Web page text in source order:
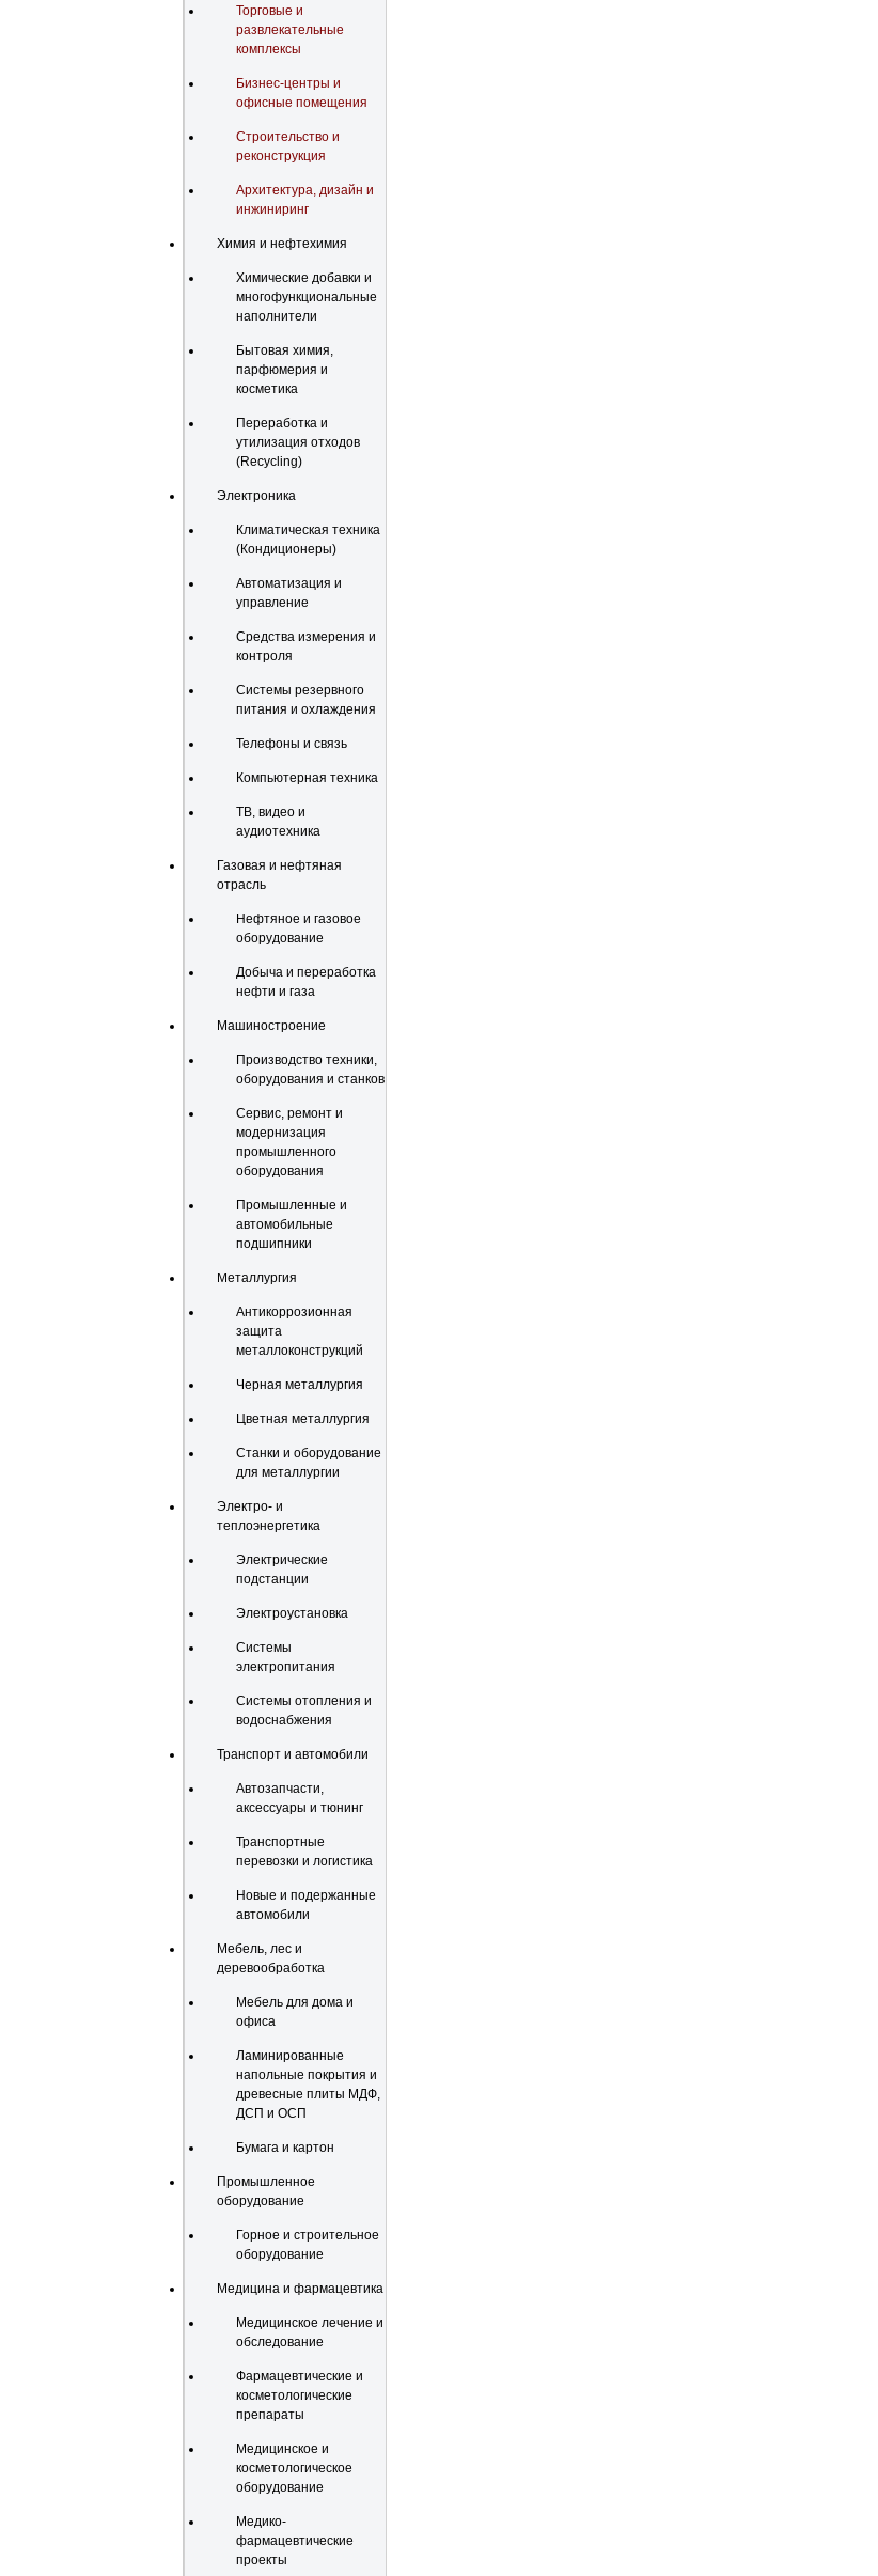
Торговые и
развлекательные
комплексы
Бизнес-центры и
офисные помещения
Строительство и
реконструкция
Архитектура, дизайн и
инжиниринг
Химия и нефтехимия
Химические добавки и
многофункциональные
наполнители
Бытовая химия,
парфюмерия и
косметика
Переработка и
утилизация отходов
(Recycling)
Электроника
Климатическая техника
(Кондиционеры)
Автоматизация и
управление
Средства измерения и
контроля
Системы резервного
питания и охлаждения
Телефоны и связь
Компьютерная техника
ТВ, видео и
аудиотехника
Газовая и нефтяная
отрасль
Нефтяное и газовое
оборудование
Добыча и переработка
нефти и газа
Машиностроение
Производство техники,
оборудования и станков
Сервис, ремонт и
модернизация
промышленного
оборудования
Промышленные и
автомобильные
подшипники
Металлургия
Антикоррозионная
защита
металлоконструкций
Черная металлургия
Цветная металлургия
Станки и оборудование
для металлургии
Электро- и
теплоэнергетика
Электрические
подстанции
Электроустановка
Системы
электропитания
Системы отопления и
водоснабжения
Транспорт и автомобили
Автозапчасти,
аксессуары и тюнинг
Транспортные
перевозки и логистика
Новые и подержанные
автомобили
Мебель, лес и
деревообработка
Мебель для дома и
офиса
Ламинированные
напольные покрытия и
древесные плиты МДФ,
ДСП и ОСП
Бумага и картон
Промышленное
оборудование
Горное и строительное
оборудование
Медицина и фармацевтика
Медицинское лечение и
обследование
Фармацевтические и
косметологические
препараты
Медицинское и
косметологическое
оборудование
Медико-
фармацевтические
проекты